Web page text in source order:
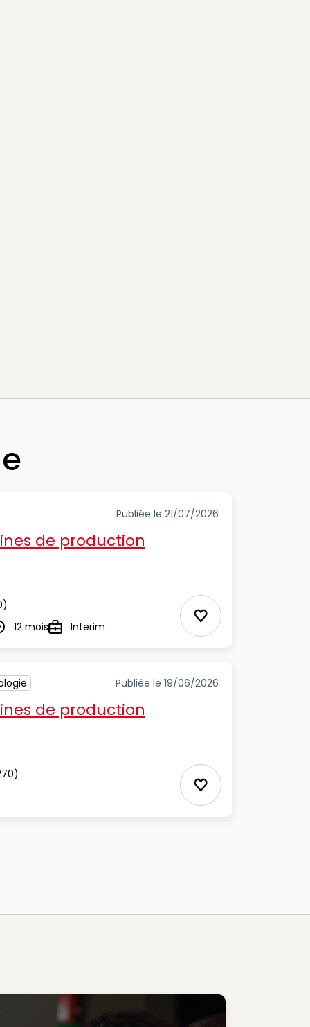
Publiée le 21/07/2026
de production
12 moisTypeInterim Ajouter aux
Publiée le 19/06/2026
de production
Ajouter aux